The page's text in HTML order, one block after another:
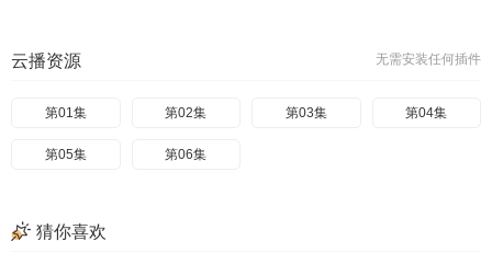
无需安装任何插件
云播资源
第01集 第02集 第03集 第04集
第05集 第06集
猜你喜欢